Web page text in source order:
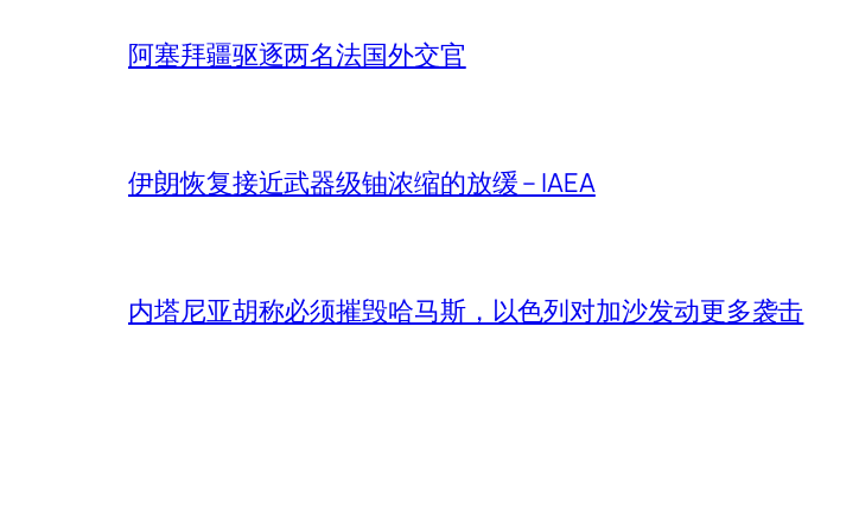
阿塞拜疆驱逐两名法国外交官
伊朗恢复接近武器级铀浓缩的放缓 – IAEA
内塔尼亚胡称必须摧毁哈马斯，以色列对加沙发动更多袭击